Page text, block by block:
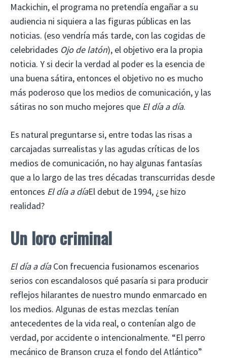
Mackichin, el programa no pretendía engañar a su
audiencia ni siquiera a las figuras públicas en las
noticias. (eso vendría más tarde, con las cogidas de
celebridades Ojo de latón), el objetivo era la propia
noticia. Y si decir la verdad al poder es la esencia de
una buena sátira, entonces el objetivo no es mucho
más poderoso que los medios de comunicación, y las
sátiras no son mucho mejores que El día a día.
Es natural preguntarse si, entre todas las risas a
carcajadas surrealistas y las agudas críticas de los
medios de comunicación, no hay algunas fantasías
que a lo largo de las tres décadas transcurridas desde
entonces El día a díaEl debut de 1994, ¿se hizo
realidad?
Un loro criminal
El día a díaCon frecuencia fusionamos escenarios
serios con escandalosos qué pasaría si para producir
reflejos hilarantes de nuestro mundo enmarcado en
los medios. Algunas de estas mezclas tenían
antecedentes de la vida real, o contenían algo de
verdad, por accidente o intencionalmente. “El perro
mecánico de Branson cruza el fondo del Atlántico”